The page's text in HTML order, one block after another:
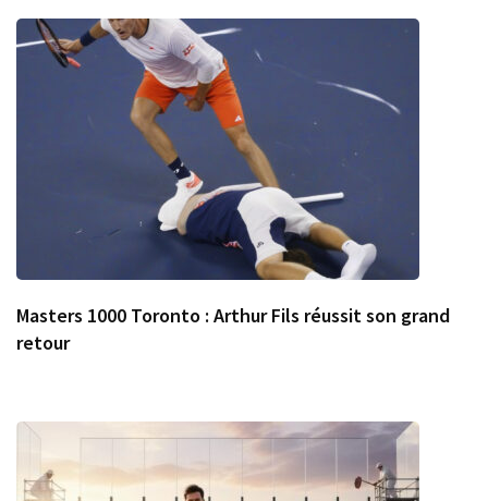
Masters 1000 Toronto : Arthur Fils réussit son grand
retour